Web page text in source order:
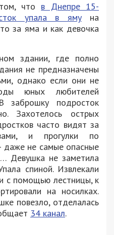
что в Днепре 15-
упала в ямуна
за яма и как девочка
здании, где полно
не предназначены
однако если они не
юных любителей
заброшку подросток
Захотелось острых
часто видят за
и прогулки по
не самые опасные
Девушка не заметила
спиной. Извлекали
с помощью лестницы, к
на носилках.
повезло, отделалась
34 канал.